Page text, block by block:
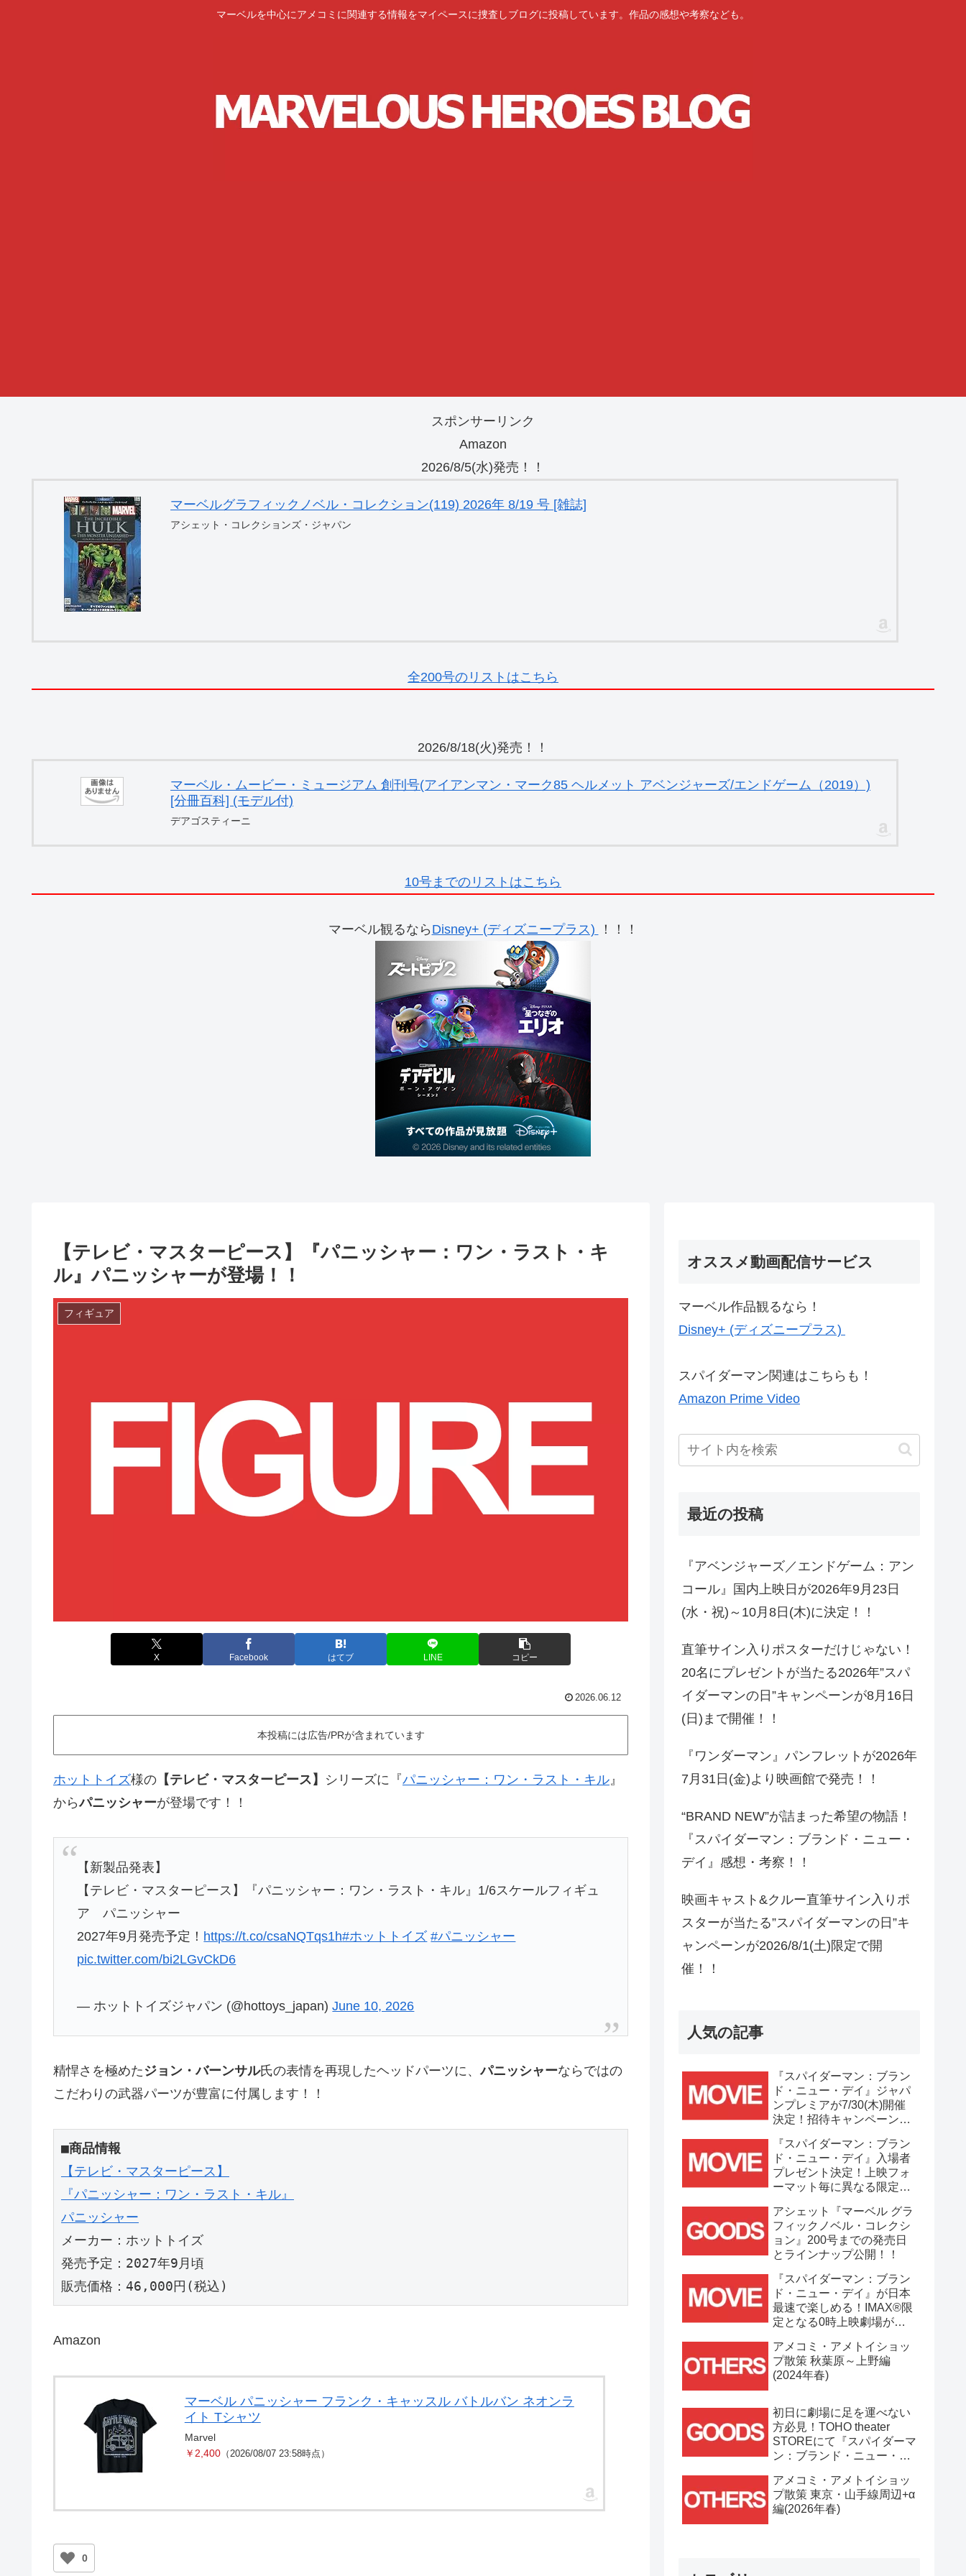
マーベルを中心にアメコミに関連する情報をマイペースに捜査しブログに投稿しています。作品の感想や考察なども。
スポンサーリンク
Amazon
2026/8/5(水)発売！！
マーベルグラフィックノベル・コレクション(119) 2026年 8/19 号 [雑誌]
アシェット・コレクションズ・ジャパン
全200号のリストはこちら
2026/8/18(火)発売！！
マーベル・ムービー・ミュージアム 創刊号(アイアンマン・マーク85 ヘルメット アベンジャーズ/エンドゲーム（2019）)
[分冊百科] (モデル付)
デアゴスティーニ
10号までのリストはこちら
マーベル観るなら Disney+ (ディズニープラス) ！！！
【テレビ・マスターピース】『パニッシャー：ワン・ラスト・キ
ル』パニッシャーが登場！！
フィギュア
X Facebook はてブ LINE コピー
2026.06.12
本投稿には広告/PRが含まれています
ホットトイズ様の 【テレビ・マスターピース】 シリーズに『パニッシャー：ワン・ラスト・キル 』
からパニッシャーが登場です！！
【新製品発表】
【テレビ・マスターピース】『パニッシャー：ワン・ラスト・キル』1/6スケールフィギュ
ア パニッシャー
2027年9月発売予定！ https://t.co/csaNQTqs1h#ホットトイズ #パニッシャー
pic.twitter.com/bi2LGvCkD6
— ホットトイズジャパン (@hottoys_japan)June 10, 2026
精悍さを極めた ジョン・バーンサル氏の表情を再現したヘッドパーツに、パニッシャーならではの
こだわりの武器パーツが豊富に付属します！！
■商品情報
【テレビ・マスターピース】
『パニッシャー：ワン・ラスト・キル』
パニッシャー
メーカー：ホットトイズ
発売予定：2027年9月頃
販売価格：46,000円(税込)
Amazon
マーベル パニッシャー フランク・キャッスル バトルバン ネオンラ
イト Tシャツ
Marvel
￥2,400（2026/08/07 23:58時点）
0
オススメ動画配信サービス
マーベル作品観るなら！
Disney+ (ディズニープラス)
スパイダーマン関連はこちらも！
Amazon Prime Video
最近の投稿
『アベンジャーズ／エンドゲーム：アン
コール』国内上映日が2026年9月23日
(水・祝)～10月8日(木)に決定！！
直筆サイン入りポスターだけじゃない！
20名にプレゼントが当たる2026年”スパ
イダーマンの日”キャンペーンが8月16日
(日)まで開催！！
『ワンダーマン』パンフレットが2026年
7月31日(金)より映画館で発売！！
“BRAND NEW”が詰まった希望の物語！
『スパイダーマン：ブランド・ニュー・
デイ』感想・考察！！
映画キャスト&クルー直筆サイン入りポ
スターが当たる”スパイダーマンの日”キ
ャンペーンが2026/8/1(土)限定で開
催！！
人気の記事
『スパイダーマン：ブラン
ド・ニュー・デイ』ジャパ
ンプレミアが7/30(木)開催
決定！招待キャンペーンは
中！！
『スパイダーマン：ブラン
ド・ニュー・デイ』入場者
プレゼント決定！上映フォ
ーマット毎に異なる限定ビ
える！！
アシェット『マーベル グラ
フィックノベル・コレクシ
ョン』200号までの発売日
とラインナップ公開！！
『スパイダーマン：ブラン
ド・ニュー・デイ』が日本
最速で楽しめる！IMAX®限
定となる0時上映劇場が決
アメコミ・アメトイショッ
プ散策 秋葉原～上野編
(2024年春)
初日に劇場に足を運べない
方必見！TOHO theater
STOREにて『スパイダーマ
ン：ブランド・ニュー・デ
7/31(金)11時より開始！！
アメコミ・アメトイショッ
プ散策 東京・山手線周辺+α
編(2026年春)